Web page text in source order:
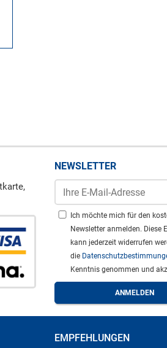
NEWSLETTER
Ich möchte mich für den
Newsletter anmelden. Diese
kann jederzeit widerrufen
die
Kenntnis genommen und
EMPFEHLUNGEN